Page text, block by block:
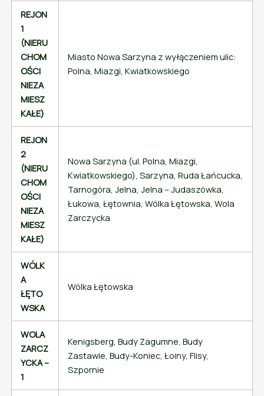
REJON
1
(NIERU
CHOM
OŚCI
NIEZA
MIESZ
KAŁE)
Miasto Nowa Sarzyna z wyłączeniem ulic:
Polna, Miazgi, Kwiatkowskiego
REJON
2
(NIERU
CHOM
OŚCI
NIEZA
MIESZ
KAŁE)
Nowa Sarzyna (ul. Polna, Miazgi,
Kwiatkowskiego), Sarzyna, Ruda Łańcucka,
Tarnogóra, Jelna, Jelna – Judaszówka,
Łukowa, Łętownia, Wólka Łętowska, Wola
Zarczycka
WÓLK
A
ŁĘTO
WSKA
Wólka Łętowska
WOLA
ZARCZ
YCKA –
1
Kenigsberg, Budy Zagumne, Budy
Zastawie, Budy-Koniec, Łoiny, Flisy,
Szpornie